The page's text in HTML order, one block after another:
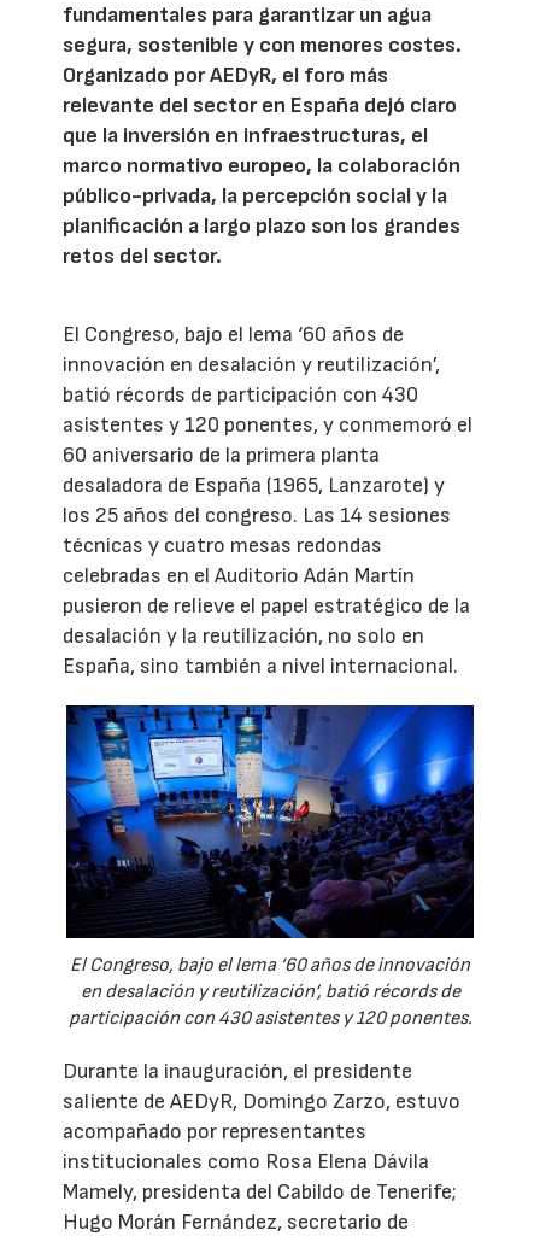
fundamentales para garantizar un agua
segura, sostenible y con menores costes.
Organizado por AEDyR, el foro más
relevante del sector en España dejó claro
que la inversión en infraestructuras, el
marco normativo europeo, la colaboración
público-privada, la percepción social y la
planificación a largo plazo son los grandes
retos del sector.
El Congreso, bajo el lema ‘60 años de
innovación en desalación y reutilización’,
batió récords de participación con 430
asistentes y 120 ponentes, y conmemoró el
60 aniversario de la primera planta
desaladora de España (1965, Lanzarote) y
los 25 años del congreso. Las 14 sesiones
técnicas y cuatro mesas redondas
celebradas en el Auditorio Adán Martín
pusieron de relieve el papel estratégico de la
desalación y la reutilización, no solo en
España, sino también a nivel internacional.
El Congreso, bajo el lema ‘60 años de innovación
en desalación y reutilización’, batió récords de
participación con 430 asistentes y 120 ponentes.
Durante la inauguración, el presidente
saliente de AEDyR, Domingo Zarzo, estuvo
acompañado por representantes
institucionales como Rosa Elena Dávila
Mamely, presidenta del Cabildo de Tenerife;
Hugo Morán Fernández, secretario de